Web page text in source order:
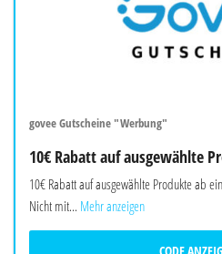
govee Gutscheine "Werbung"
10€ Rabatt auf ausgewählte
10€ Rabatt auf ausgewählte Produkte ab
Nicht mit... Mehr anzeigen